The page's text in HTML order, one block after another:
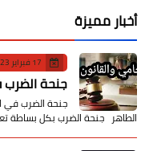
أخبار مميزة
17 فبراير 2023
جنحة
جنحة الضرب في
الطاهر جنحة الضرب بكل بساطة